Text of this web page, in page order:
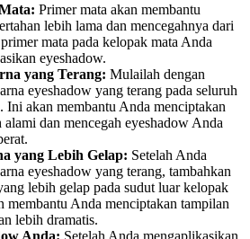
Primer mata akan membantu
lebih lama dan mencegahnya dari
mata pada kelopak mata Anda
eyeshadow.
yang Terang: Mulailah dengan
eyeshadow yang terang pada seluruh
Ini akan membantu Anda menciptakan
dan mencegah eyeshadow Anda
yang Lebih Gelap: Setelah Anda
eyeshadow yang terang, tambahkan
lebih gelap pada sudut luar kelopak
membantu Anda menciptakan tampilan
lebih dramatis.
Anda: Setelah Anda mengaplikasikan